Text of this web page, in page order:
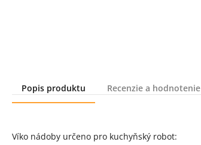
Popis produktu
Recenzie a hodnotenie
Víko nádoby určeno pro kuchyňský robot: